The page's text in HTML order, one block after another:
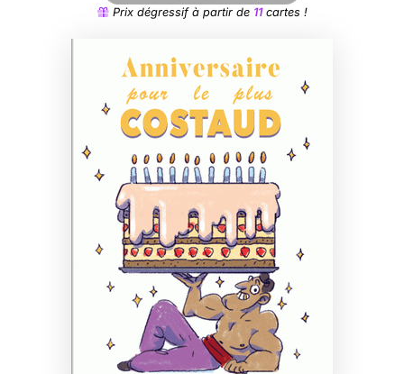
Prix dégressif à partir de 11cartes !